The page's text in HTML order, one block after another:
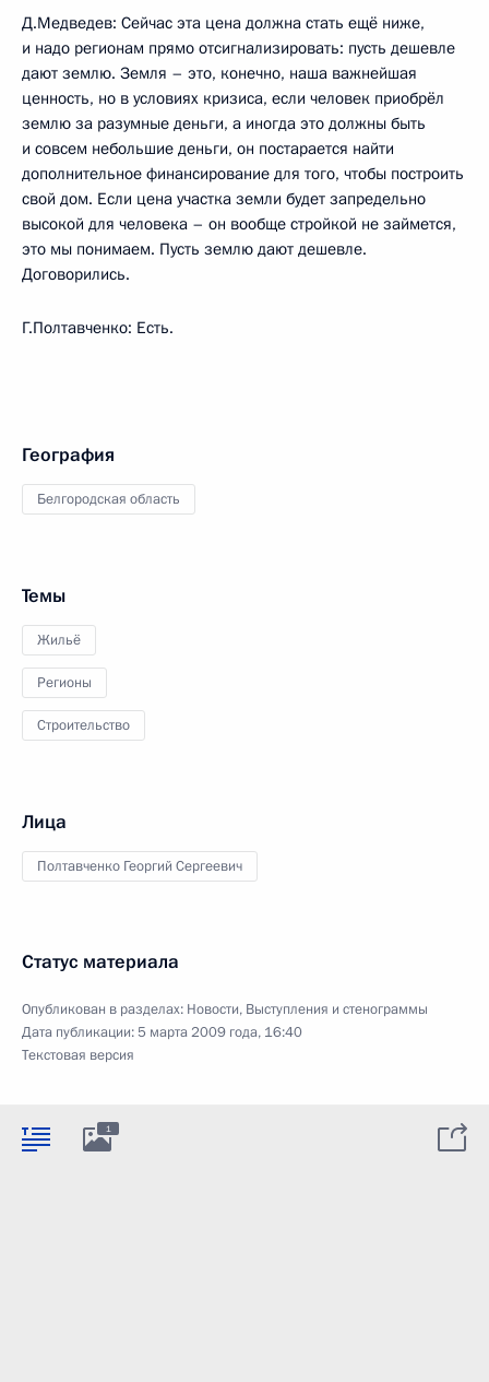
Д.Медведев: Сейчас эта цена должна стать ещё ниже,
и надо регионам прямо отсигнализировать: пусть дешевле
дают землю. Земля – это, конечно, наша важнейшая
ценность, но в условиях кризиса, если человек приобрёл
землю за разумные деньги, а иногда это должны быть
и совсем небольшие деньги, он постарается найти
дополнительное финансирование для того, чтобы построить
свой дом. Если цена участка земли будет запредельно
высокой для человека – он вообще стройкой не займется,
это мы понимаем. Пусть землю дают дешевле.
Договорились.
Г.Полтавченко: Есть.
География
Белгородская область
Темы
Жильё
Регионы
Строительство
Лица
Полтавченко Георгий Сергеевич
Статус материала
Опубликован в разделах: Новости, Выступления и стенограммы
Дата публикации:5 марта 2009 года, 16:40
Текстовая версия
1